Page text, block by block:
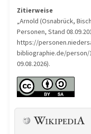
Zitierweise
„Arnold (Osnabrück,
Personen, Stand
https://
bibliographie.de/person/
09.08.2026).